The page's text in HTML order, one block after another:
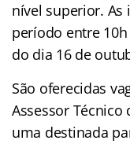
nível superior. As
período entre
do dia 16 de
São oferecidas
Assessor Técnico
uma destinada